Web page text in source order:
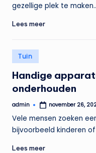
gezellige plek te
Lees meer
Geplaatst
in
Tuin
Handige
onderhouden
Geplaatst
admin november 26,
Vele mensen zoeken
bijvoorbeeld kinderen
Lees meer